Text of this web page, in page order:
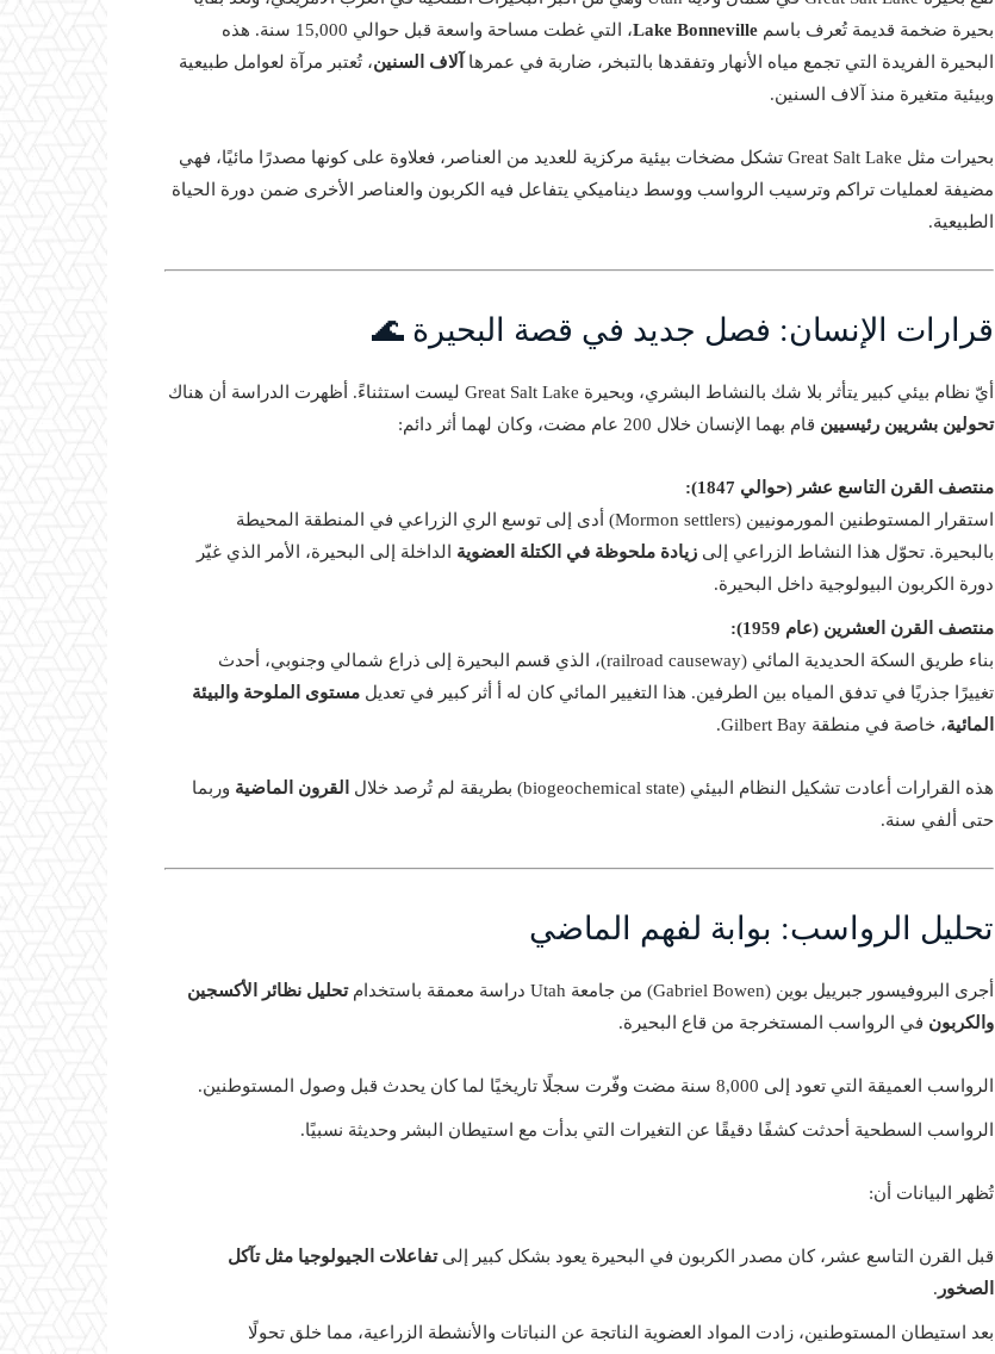
بحيرة ضخمة قديمة تُعرف باسم Lake Bonneville
، التي غطت مساحة واسعة قبل حوالي 15,000 سنة. هذه
البحيرة الفريدة التي تجمع مياه الأنهار وتفقدها بالتبخر، ضاربة في عمرها آلاف السنين، تُعتبر مرآة لعوامل طبيعية
وبيئية متغيرة منذ آلاف السنين.
بحيرات مثل Great Salt Lake تشكل مضخات بيئية مركزية للعديد من العناصر، فعلاوة على كونها مصدرًا مائيًا، فهي
مضيفة لعمليات تراكم وترسيب الرواسب ووسط ديناميكي يتفاعل فيه الكربون والعناصر الأخرى ضمن دورة الحياة
الطبيعية.
قرارات الإنسان: فصل جديد في قصة البحيرة 🌊
أيّ نظام بيئي كبير يتأثر بلا شك بالنشاط البشري، وبحيرة Great Salt Lake ليست استثناءً. أظهرت الدراسة أن هناك
تحولين بشريين رئيسيين قام بهما الإنسان خلال 200 عام مضت، وكان لهما أثر دائم:
منتصف القرن التاسع عشر (حوالي 1847):
استقرار المستوطنين المورمونيين (Mormon settlers) أدى إلى توسع الري الزراعي في المنطقة المحيطة
بالبحيرة. تحوّل هذا النشاط الزراعي إلى زيادة ملحوظة في الكتلة العضوية الداخلة إلى البحيرة، الأمر الذي غيّر
دورة الكربون البيولوجية داخل البحيرة.
منتصف القرن العشرين (عام 1959):
بناء طريق السكة الحديدية المائي (railroad causeway)، الذي قسم البحيرة إلى ذراع شمالي وجنوبي، أحدث
تغييرًا جذريًا في تدفق المياه بين الطرفين. هذا التغيير المائي كان له أ أثر كبير في تعديل مستوى الملوحة والبيئة
المائية، خاصة في منطقة Gilbert Bay.
هذه القرارات أعادت تشكيل النظام البيئي (biogeochemical state) بطريقة لم تُرصد خلال القرون الماضية وربما
حتى ألفي سنة.
تحليل الرواسب: بوابة لفهم الماضي
أجرى البروفيسور جبرييل بوين (Gabriel Bowen) من جامعة Utah دراسة معمقة باستخدام
تحليل نظائر الأكسجين
والكربون في الرواسب المستخرجة من قاع البحيرة.
الرواسب العميقة التي تعود إلى 8,000 سنة مضت وفّرت سجلًا تاريخيًا لما كان يحدث قبل وصول المستوطنين.
الرواسب السطحية أحدثت كشفًا دقيقًا عن التغيرات التي بدأت مع استيطان البشر وحديثة نسبيًا.
تُظهر البيانات أن:
قبل القرن التاسع عشر، كان مصدر الكربون في البحيرة يعود بشكل كبير إلىتفاعلات الجيولوجيا مثل تآكل
الصخور .
بعد استيطان المستوطنين، زادت المواد العضوية الناتجة عن النباتات والأنشطة الزراعية، مما خلق تحولًا